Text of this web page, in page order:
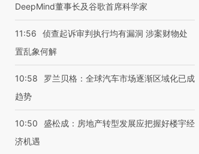
DeepMind董事长及谷歌首席科学家
11:56
侦查起诉审判执行均有漏洞 涉案财物处
置乱象何解
10:58
罗兰贝格：全球汽车市场逐渐区域化已成
趋势
10:50
盛松成：房地产转型发展应把握好楼宇经
济机遇